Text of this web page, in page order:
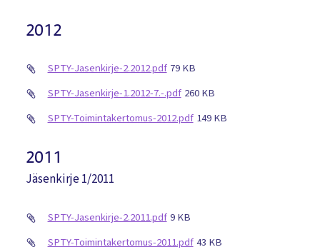
2012
SPTY-Jasenkirje-2.2012.pdf 79 KB
SPTY-Jasenkirje-1.2012-7.-.pdf 260 KB
SPTY-Toimintakertomus-2012.pdf 149 KB
2011
Jäsenkirje 1/2011
SPTY-Jasenkirje-2.2011.pdf 9 KB
SPTY-Toimintakertomus-2011.pdf 43 KB